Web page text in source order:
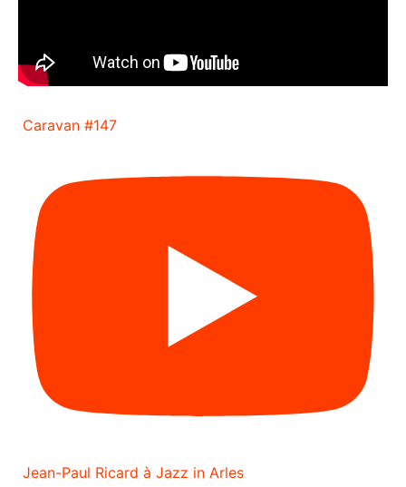
Caravan #147
Jean-Paul Ricard à Jazz in Arles